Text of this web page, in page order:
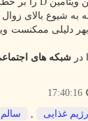
به شیوع بالای
در شبکه های
17:40:16
رژیم غذایی سالم